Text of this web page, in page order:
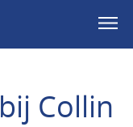
Collin